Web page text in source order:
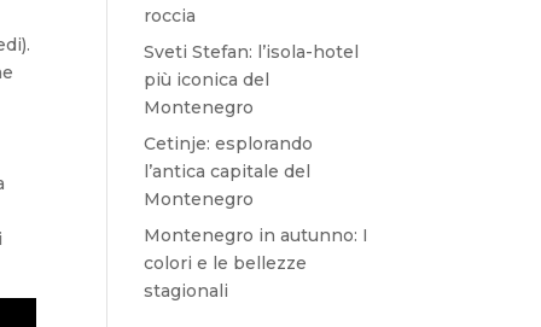
roccia
Sveti Stefan: l’isola-hotel
più iconica del
Montenegro
Cetinje: esplorando
l’antica capitale del
Montenegro
Montenegro in autunno: I
colori e le bellezze
stagionali